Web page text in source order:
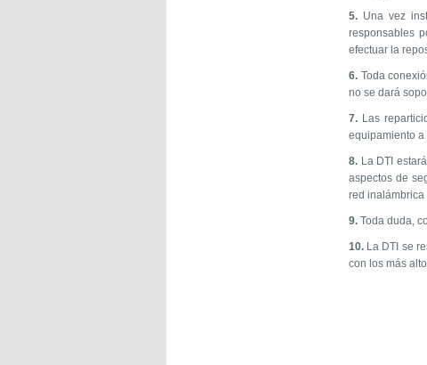
5. Una vez
responsables
efectuar la
6. Toda
no se dará
7. Las
equipamiento a
8. La DTI
aspectos de
red inalámbrica
9. Toda duda,
10. La DTI se
con los más